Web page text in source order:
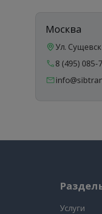
Москва
Ул.
8 (495) 085-
Услуги